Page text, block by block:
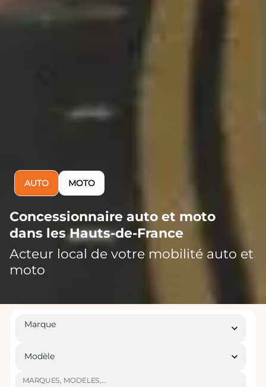
AUTO MOTO
Concessionnaire auto et moto
dans les Hauts-de-France
Acteur local de votre mobilité auto et
moto
Marque
Modèle
MARQUES, MODELES,…